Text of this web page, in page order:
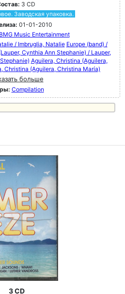
3 CD
Заводская упаковка.
01-01-2010
Music Entertainment
/ Imbruglia, Natalie Europe (band) /
Cynthia Ann Stephanie) / Lauper,
Aguilera, Christina (Aguilera,
Christina (Aguilera, Christina María)
больше
Compilation
3 CD